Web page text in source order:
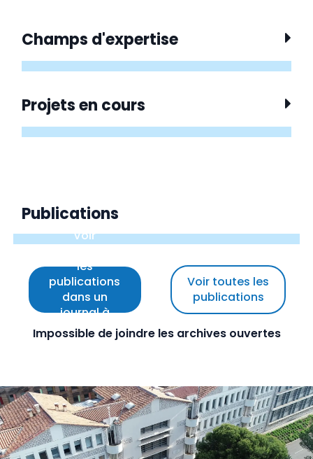
Champs d'expertise
Projets en cours
Publications
Voir
les
publications
dans un
journal à
comité de
lecture
Voir toutes les
publications
Impossible de joindre les archives ouvertes